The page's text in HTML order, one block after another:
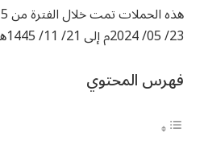
23/ 05/ 2024م إلى 21/ 11/ 1445هـ الموافق 29/ 05/ 2024م.
فهرس المحتوي